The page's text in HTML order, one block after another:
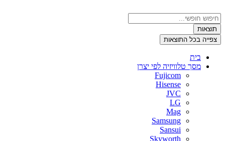
לתוכן
Search
...תוצאות
צפייה בכל התוצאות
בית
מסך טלוויזיה לפי יצרן
Fujicom
Hisense
JVC
LG
Mag
Samsung
Sansui
Skyworth